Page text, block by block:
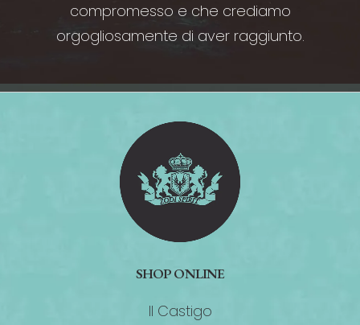
compromesso e che crediamo
orgogliosamente di aver raggiunto.
SHOP ONLINE
Il Castigo